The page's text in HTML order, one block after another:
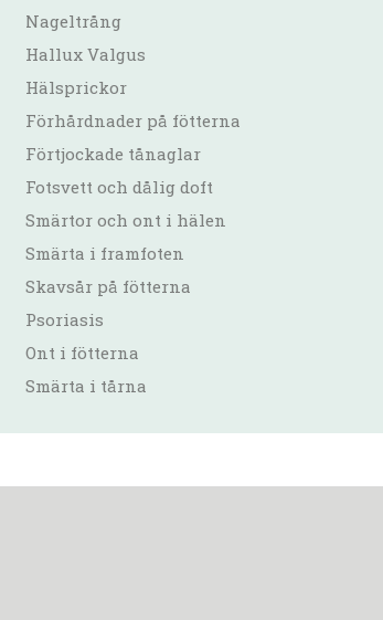
Nageltrång
Hallux Valgus
Hälsprickor
Förhårdnader på fötterna
Förtjockade tånaglar
Fotsvett och dålig doft
Smärtor och ont i hälen
Smärta i framfoten
Skavsår på fötterna
Psoriasis
Ont i fötterna
Smärta i tårna